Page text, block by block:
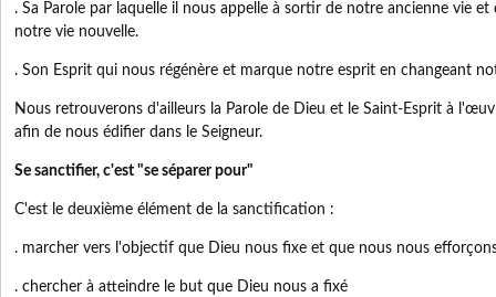
. Sa Parole par laquelle il nous appelle à sortir de notre ancienne vie et
notre vie nouvelle.
. Son Esprit qui nous régénère et marque notre esprit en changeant
Nous retrouverons d'ailleurs la Parole de Dieu et le Saint-Esprit à
afin de nous édifier dans le Seigneur.
Se sanctifier, c'est "se séparer pour"
C'est le deuxième élément de la sanctification :
. marcher vers l'objectif que Dieu nous fixe et que nous nous
. chercher à atteindre le but que Dieu nous a fixé